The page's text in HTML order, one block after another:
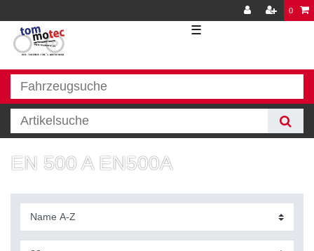
0
☰
EN 500 A EN500A